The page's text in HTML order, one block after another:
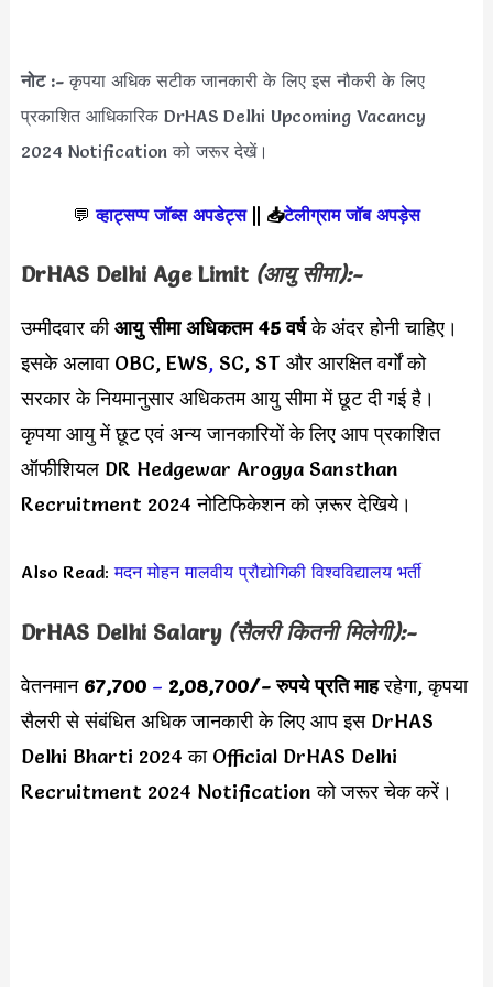
नोट :-कृपया अधिक सटीक जानकारी के लिए इस नौकरी के लिए
प्रकाशित आधिकारिक DrHAS Delhi Upcoming Vacancy
2024 Notification को जरूर देखें।
💬 व्हाट्सप्प जॉब्स अपडेट्स|| 📥टेलीग्राम जॉब अपड़ेस
DrHAS Delhi Age Limit (आयु सीमा):-
उम्मीदवार कीआयु सीमा अधिकतम 45 वर्षके अंदर होनी चाहिए।
इसके अलावा OBC, EWS,SC, ST और आरक्षित वर्गों को
सरकार के नियमानुसार अधिकतम आयु सीमा में छूट दी गई है।
कृपया आयु में छूट एवं अन्य जानकारियों के लिए आप प्रकाशित
ऑफीशियल DR Hedgewar Arogya Sansthan
Recruitment 2024 नोटिफिकेशन को ज़रूर देखिये।
Also Read:मदन मोहन मालवीय प्रौद्योगिकी विश्वविद्यालय भर्ती
DrHAS Delhi Salary (सैलरी कितनी मिलेगी):-
वेतनमान 67,700 – 2,08,700/-रुपये प्रति माहरहेगा, कृपया
सैलरी से संबंधित अधिक जानकारी के लिए आप इस DrHAS
Delhi Bharti 2024 का Official DrHAS Delhi
Recruitment 2024 Notification को जरूर चेक करें।